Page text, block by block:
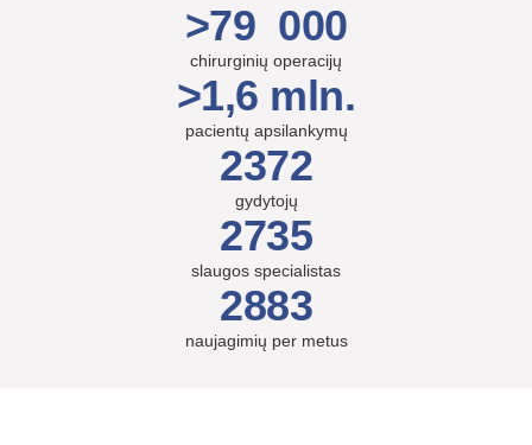
>79 000
chirurginių operacijų
>1,6 mln.
pacientų apsilankymų
2372
gydytojų
2735
slaugos specialistas
2883
naujagimių per metus